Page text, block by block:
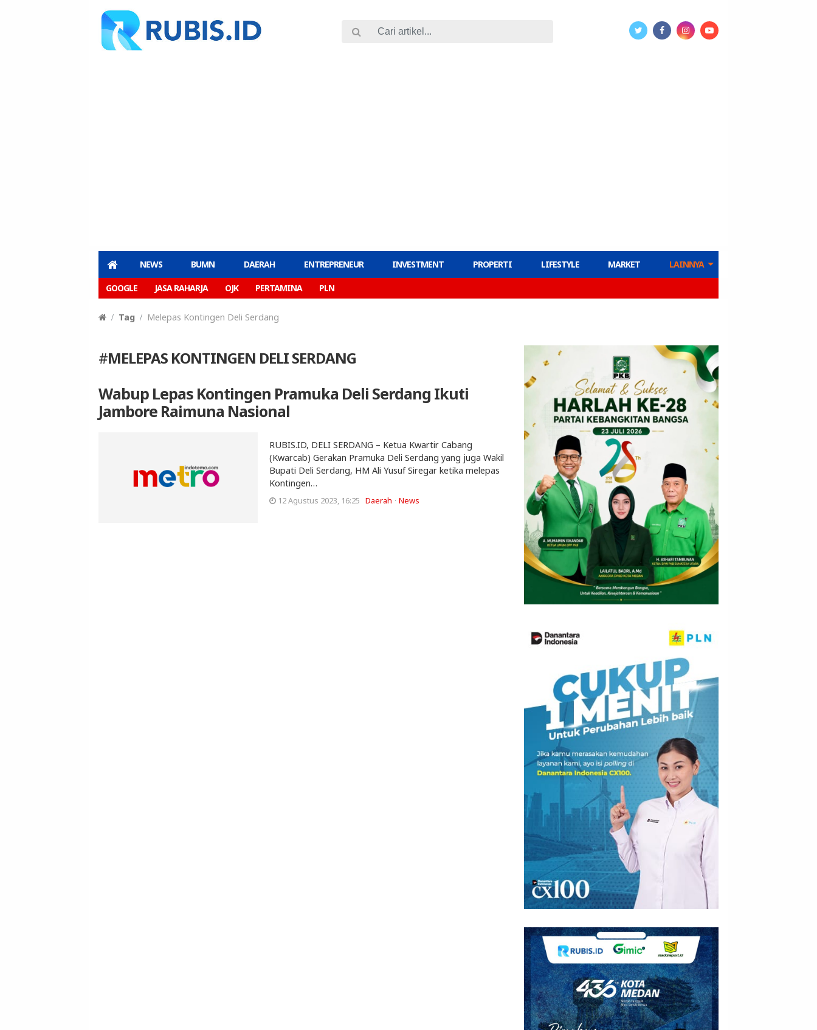
NEWS BUMN DAERAH ENTREPRENEUR INVESTMENT PROPERTI LIFESTYLE MARKET LAINNYA
GOOGLE JASA RAHARJA OJK PERTAMINA PLN
Tag Melepas Kontingen Deli Serdang
#MELEPAS KONTINGEN DELI SERDANG
Wabup Lepas Kontingen Pramuka Deli Serdang Ikuti
Jambore Raimuna Nasional
RUBIS.ID, DELI SERDANG – Ketua Kwartir Cabang
(Kwarcab) Gerakan Pramuka Deli Serdang yang juga Wakil
Bupati Deli Serdang, HM Ali Yusuf Siregar ketika melepas
Kontingen…
12 Agustus 2023, 16:25 Daerah News